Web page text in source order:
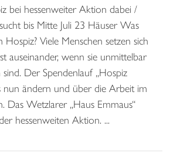
bei hessenweiter Aktion dabei /
bis Mitte Juli 23 Häuser Was
Hospiz? Viele Menschen setzen sich
auseinander, wenn sie unmittelbar
Der Spendenlauf „Hospiz
nun ändern und über die Arbeit im
Das Wetzlarer „Haus Emmaus“
hessenweiten Aktion. ...